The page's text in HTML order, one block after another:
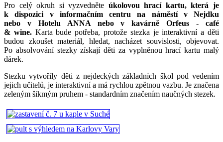
Pro celý okruh si vyzvedněte úkolovou hrací kartu, která je
k dispozici v informačním centru na náměstí v Nejdku
nebo v Hotelu ANNA nebo v kavárně Orfeus - café
& wine.Karta bude potřeba, protože stezka je interaktivní a děti
budou zkoušet materiál, hledat, nacházet souvislosti, objevovat.
Po absolvování stezky získají děti za vyplněnou hrací kartu malý
dárek.
Stezku vytvořily děti z nejdeckých základních škol pod vedením
jejich učitelů, je interaktivní a má rychlou zpětnou vazbu. Je značena
zeleným šikmým pruhem - standardním značením naučných stezek.